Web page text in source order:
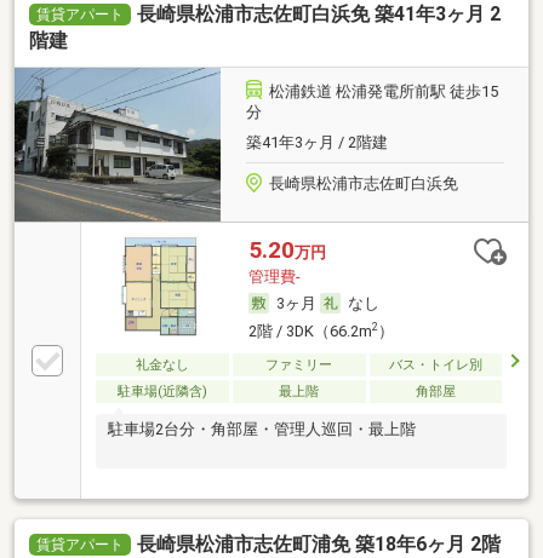
賃貸アパート
長崎県松浦市志佐町白浜免 築41年3ヶ月 2
階建
松浦鉄道 松浦発電所前駅 徒歩15
分
築41年3ヶ月 / 2階建
長崎県松浦市志佐町白浜免
5.20万円
管理費-
3ヶ月
なし
2階 / 3DK（66.2m2）
礼金なし ファミリー
バス・トイレ別
駐車場(近隣含)
最上階 角部屋
駐車場2台分・角部屋・管理人巡回・最上階
賃貸アパート
長崎県松浦市志佐町浦免 築18年6ヶ月 2階